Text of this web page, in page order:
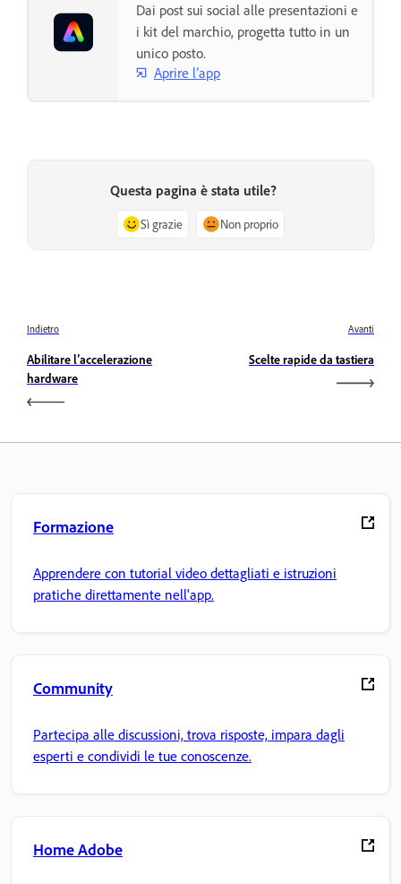
Dai post sui social alle presentazioni e
i kit del marchio, progetta tutto in un
unico posto.
Aprire l’app
Questa pagina è stata utile?
Sì grazie Non proprio
Indietro
Abilitare l’accelerazione
hardware
Avanti
Scelte rapide da tastiera
Formazione
Apprendere con tutorial video dettagliati e istruzioni
pratiche direttamente nell'app.
Community
Partecipa alle discussioni, trova risposte, impara dagli
esperti e condividi le tue conoscenze.
Home Adobe